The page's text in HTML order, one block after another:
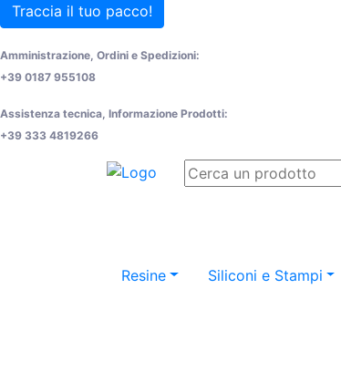
Traccia il tuo pacco!
Amministrazione, Ordini e Spedizioni:
+39 0187 955108
Assistenza tecnica, Informazione Prodotti:
+39 333 4819266
Resine Siliconi e Stampi